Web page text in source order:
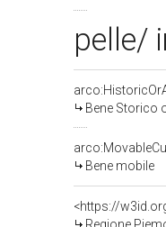
pelle/
Bene Storico
Bene mobile
<https://